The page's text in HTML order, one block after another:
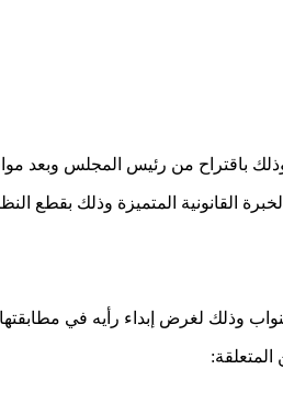
باقتراح من رئيس المجلس وبعد
القانونية المتميزة وذلك بقطع
وذلك لغرض إبداء رأيه في مطابقتها